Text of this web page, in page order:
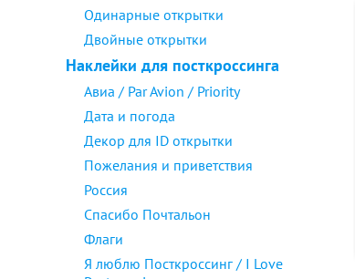
Одинарные открытки
Двойные открытки
Наклейки для посткроссинга
Авиа / Par Avion / Priority
Дата и погода
Декор для ID открытки
Пожелания и приветствия
Россия
Спасибо Почтальон
Флаги
Я люблю Посткроссинг / I Love